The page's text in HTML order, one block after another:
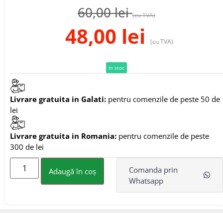
60,00lei (cu TVA)
48,00 lei (cu TVA)
In stoc
Livrare gratuita in Galati: pentru comenzile de peste 50 de
lei
Livrare gratuita in Romania: pentru comenzile de peste
300 de lei
Adaugă în coș
Comanda prin
Whatsapp